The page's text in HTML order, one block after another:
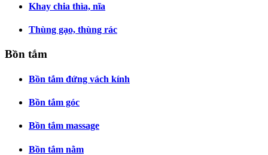
Khay chia thìa, nĩa
Thùng gạo, thùng rác
Bồn tắm
Bồn tắm đứng vách kính
Bồn tắm góc
Bồn tắm massage
Bồn tắm nằm